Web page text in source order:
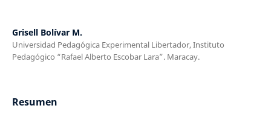
Grisell Bolívar M.
Universidad Pedagógica Experimental Libertador, Instituto
Pedagógico “Rafael Alberto Escobar Lara”. Maracay.
Resumen